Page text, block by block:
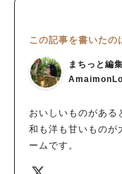
この記事を書いた
まちっと編
おいしいものがあ
和も洋も甘いものが
ームです。